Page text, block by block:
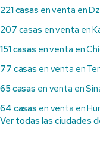
221 casas en venta en
207 casas en venta en
151 casas en venta en
77 casas en venta en
65 casas en venta en
64 casas en venta en
Ver todas las ciudades